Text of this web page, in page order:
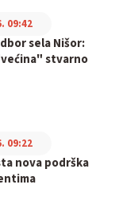
sela Nišor:
stvarno
09:42
nova podrška
09:22